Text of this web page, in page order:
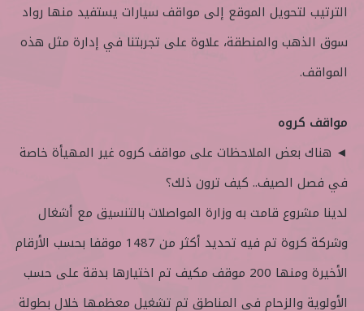
الترتيب لتحويل الموقع إلى مواقف سيارات يستفيد منها رواد
سوق الذهب والمنطقة، علاوة على تجربتنا في إدارة مثل هذه
المواقف.
مواقف كروه
◄ هناك بعض الملاحظات على مواقف كروه غير المهيأة خاصة
في فصل الصيف.. كيف ترون ذلك؟
لدينا مشروع قامت به وزارة المواصلات بالتنسيق مع أشغال
وشركة كروة تم فيه تحديد أكثر من 1487 موقفا بحسب الأرقام
الأخيرة ومنها 200 موقف مكيف تم اختيارها بدقة على حسب
الأولوية والزحام في المناطق تم تشغيل معظمها خلال بطولة